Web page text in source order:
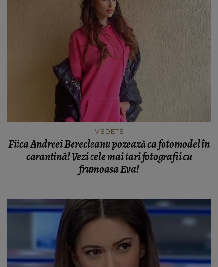
VEDETE
Fiica Andreei Berecleanu pozează ca fotomodel în
carantină! Vezi cele mai tari fotografii cu
frumoasa Eva!